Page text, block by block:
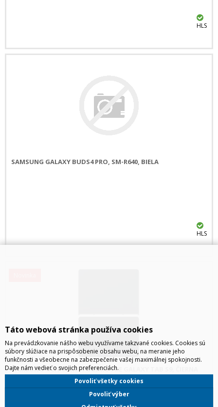
HLS
SAMSUNG GALAXY BUDS4 PRO, SM-R640, BIELA
HLS
SAMSUNG OCHRANNÉ PUZDRO PRE GALAXY TAB S9, ČIERNA
Ochranné puzdro pre Galaxy Tab S9, Samsung Farba: Čierna
Táto webová stránka používa cookies
Na prevádzkovanie nášho webu využívame takzvané cookies. Cookies sú
súbory slúžiace na prispôsobenie obsahu webu, na meranie jeho
funkčnosti a všeobecne na zabezpečenie vašej maximálnej spokojnosti.
Dajte nám vedieť o svojich preferenciách.
Povoliť výber
Povoliť všetky cookies